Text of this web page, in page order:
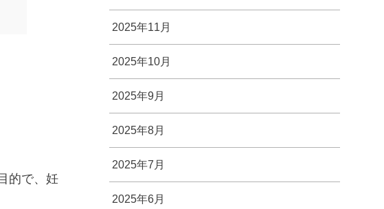
的で、妊
2025年11月
2025年10月
2025年9月
2025年8月
2025年7月
2025年6月